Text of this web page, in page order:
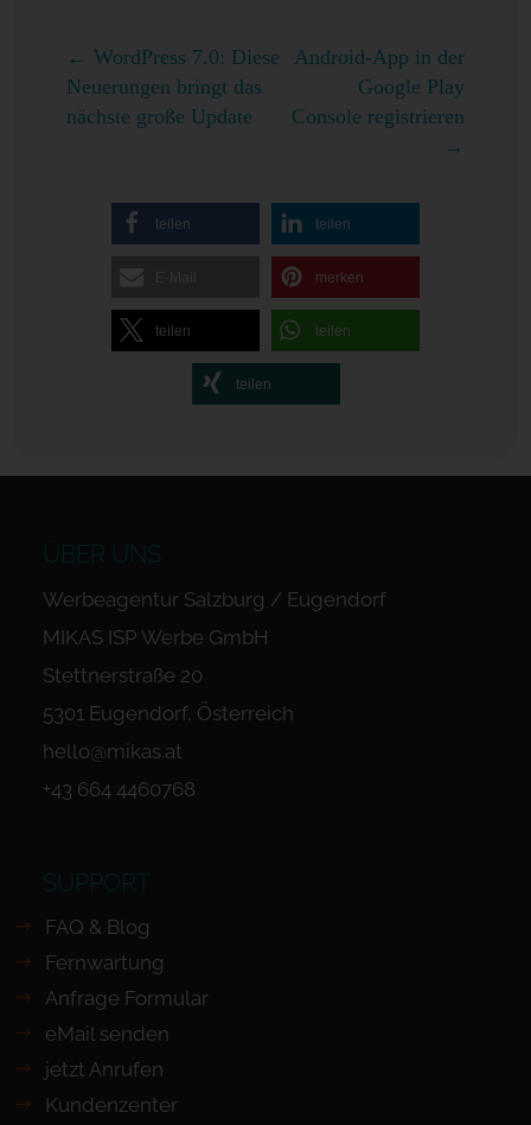
←WordPress 7.0: Diese
Neuerungen bringt das
nächste große Update
Android-App in der
Google Play
Console registrieren
→
teilen teilen
merken
teilen teilen
teilen
ÜBER UNS
Werbeagentur Salzburg / Eugendorf
MIKAS ISP Werbe GmbH
Stettnerstraße 20
5301 Eugendorf, Österreich
hello@mikas.at
+43 664 4460768
SUPPORT
FAQ & Blog
Fernwartung
Anfrage Formular
eMail senden
jetzt Anrufen
Kundenzenter